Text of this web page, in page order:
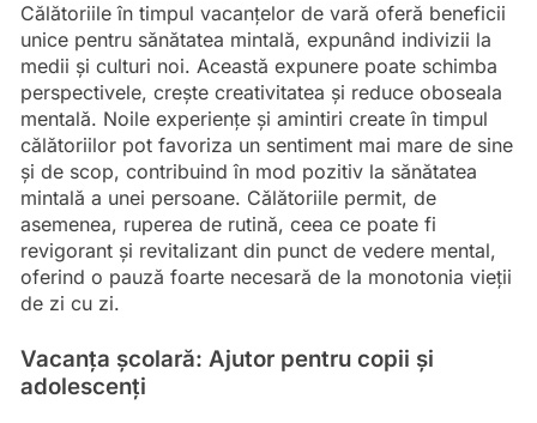
Călătoriile în timpul vacanțelor de vară oferă beneficii
unice pentru sănătatea mintală, expunând indivizii la
medii și culturi noi. Această expunere poate schimba
perspectivele, crește creativitatea și reduce oboseala
mentală. Noile experiențe și amintiri create în timpul
călătoriilor pot favoriza un sentiment mai mare de sine
și de scop, contribuind în mod pozitiv la sănătatea
mintală a unei persoane. Călătoriile permit, de
asemenea, ruperea de rutină, ceea ce poate fi
revigorant și revitalizant din punct de vedere mental,
oferind o pauză foarte necesară de la monotonia vieții
de zi cu zi.
Vacanța școlară: Ajutor pentru copii și
adolescenți